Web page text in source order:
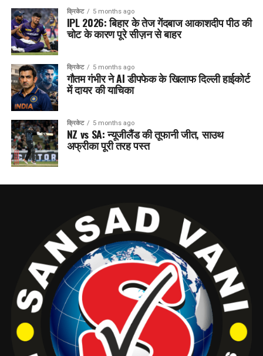
क्रिकेट 5 months ago
IPL 2026: बिहार के तेज गेंदबाज आकाशदीप पीठ की
चोट के कारण पूरे सीज़न से बाहर
क्रिकेट 5 months ago
गौतम गंभीर ने AI डीपफेक के खिलाफ दिल्ली हाईकोर्ट
में दायर की याचिका
क्रिकेट 5 months ago
NZ vs SA: न्यूजीलैंड की तूफानी जीत, साउथ
अफ्रीका पूरी तरह पस्त